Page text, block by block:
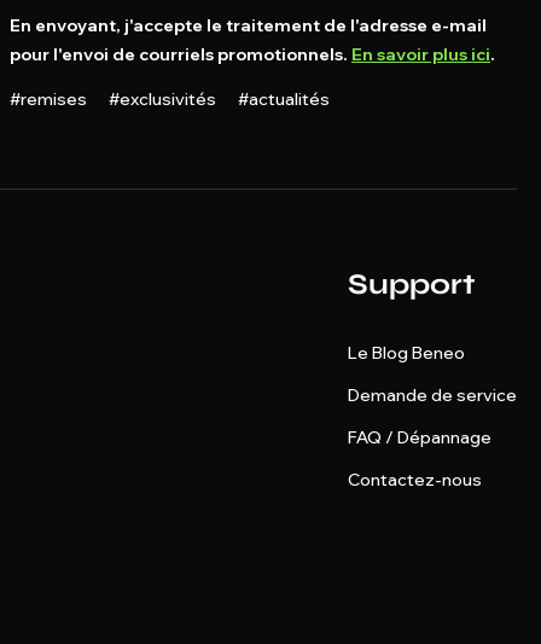
En envoyant, j'accepte le traitement de l'adresse e-mail
pour l'envoi de courriels promotionnels. En savoir plus ici.
#remises #exclusivités #actualités
Support
Le Blog Beneo
Demande de service
FAQ / Dépannage
Contactez-nous